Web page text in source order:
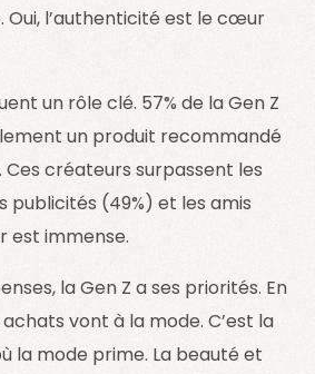
Oui, l’authenticité est le cœur
un rôle clé. 57% de la Gen Z
un produit recommandé
Ces créateurs surpassent les
publicités (49%) et les amis
est immense.
la Gen Z a ses priorités. En
achats vont à la mode. C’est la
la mode prime. La beauté et